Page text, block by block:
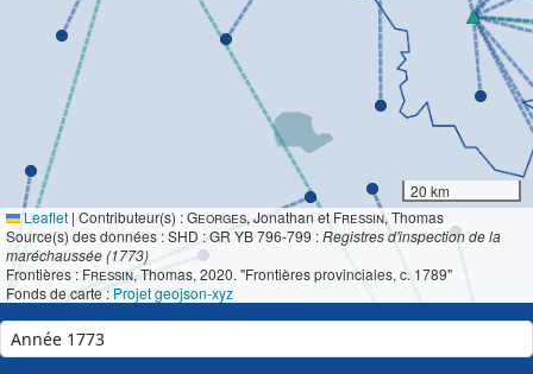
20 km
Leaflet | Contributeur(s) :Georges, Jonathan et Fressin, Thomas
Source(s) des données : SHD : GR YB 796-799 :Registres d'inspection de la
maréchaussée (1773)
Frontières : Fressin, Thomas, 2020. "Frontières provinciales, c. 1789"
Fonds de carte : Projet geojson-xyz